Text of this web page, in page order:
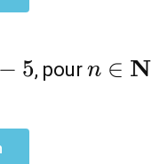
− 5, pour n \in
n ∈ N